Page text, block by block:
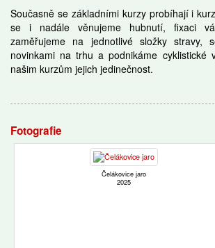
Současně se základními kurzy probíhají i
se i nadále věnujeme hubnutí, fixaci
zaměřujeme na jednotlivé složky stravy,
novinkami na trhu a podnikáme cyklistické
našim kurzům jejich jedinečnost.
Fotografie
Čelákovice jaro
2025